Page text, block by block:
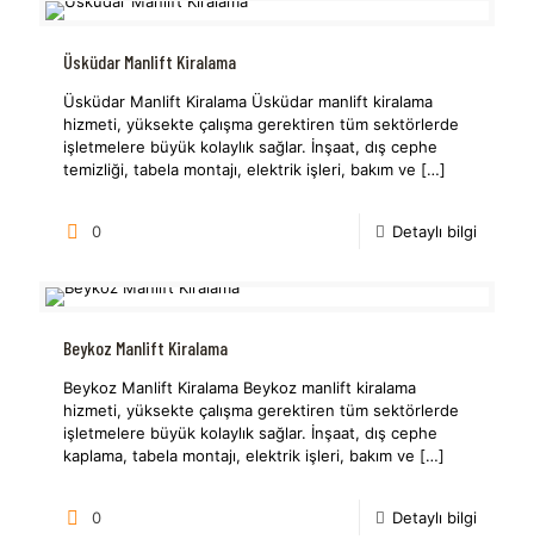
Üsküdar Manlift Kiralama
Üsküdar Manlift Kiralama Üsküdar manlift kiralama
hizmeti, yüksekte çalışma gerektiren tüm sektörlerde
işletmelere büyük kolaylık sağlar. İnşaat, dış cephe
temizliği, tabela montajı, elektrik işleri, bakım ve […]
0 Detaylı bilgi
Beykoz Manlift Kiralama
Beykoz Manlift Kiralama Beykoz manlift kiralama
hizmeti, yüksekte çalışma gerektiren tüm sektörlerde
işletmelere büyük kolaylık sağlar. İnşaat, dış cephe
kaplama, tabela montajı, elektrik işleri, bakım ve […]
0 Detaylı bilgi